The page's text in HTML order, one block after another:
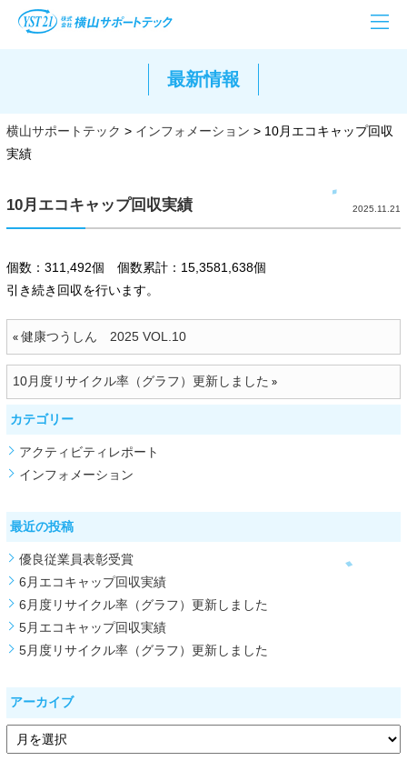
最新情報
横山サポートテック > インフォメーション > 10月エコキャップ回収
実績
10月エコキャップ回収実績 2025.11.21
個数：311,492個 個数累計：15,3581,638個
引き続き回収を行います。
« 健康つうしん 2025 VOL.10
10月度リサイクル率（グラフ）更新しました »
カテゴリー
アクティビティレポート
インフォメーション
最近の投稿
優良従業員表彰受賞
6月エコキャップ回収実績
6月度リサイクル率（グラフ）更新しました
5月エコキャップ回収実績
5月度リサイクル率（グラフ）更新しました
アーカイブ